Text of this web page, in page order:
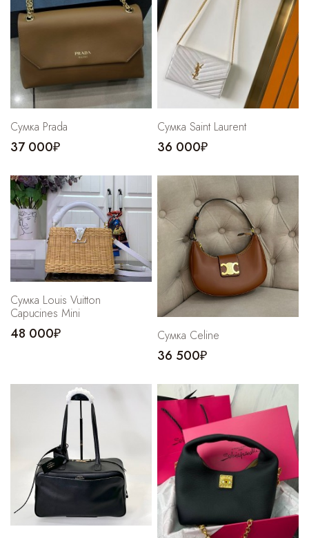
Сумка Prada
37 000₽
Сумка Saint Laurent
36 000₽
Сумка Louis Vuitton
Capucines Mini
48 000₽ Сумка Celine
36 500₽
Cпортивные брюки
Комбинезоны